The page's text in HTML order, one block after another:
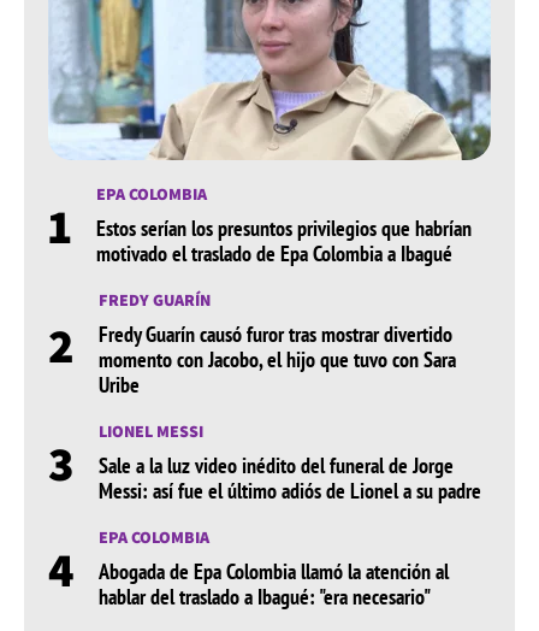
1 EPA COLOMBIA
Estos serían los presuntos privilegios que habrían
motivado el traslado de Epa Colombia a Ibagué
2
FREDY GUARÍN
Fredy Guarín causó furor tras mostrar divertido
momento con Jacobo, el hijo que tuvo con Sara
Uribe
3 LIONEL MESSI
Sale a la luz video inédito del funeral de Jorge
Messi: así fue el último adiós de Lionel a su padre
4 EPA COLOMBIA
Abogada de Epa Colombia llamó la atención al
hablar del traslado a Ibagué: "era necesario"